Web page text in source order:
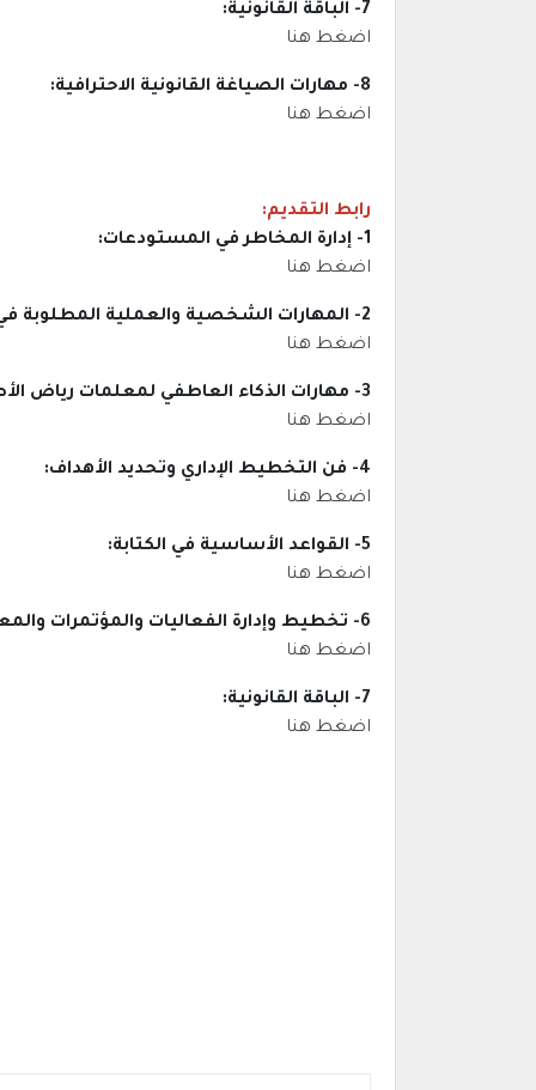
7- الباقة القانونية:
اضغط هنا
8- مهارات الصياغة القانونية الاحترافية:
اضغط هنا
رابط التقديم:
1- إدارة المخاطر في المستودعات:
اضغط هنا
2- المهارات الشخصية والعملية المطلوبة في سوق العمل السعودي:
اضغط هنا
3- مهارات الذكاء العاطفي لمعلمات رياض الأطفال:
اضغط هنا
4- فن التخطيط الإداري وتحديد الأهداف:
اضغط هنا
5- القواعد الأساسية في الكتابة:
اضغط هنا
6- تخطيط وإدارة الفعاليات والمؤتمرات والمعارض:
اضغط هنا
7- الباقة القانونية:
اضغط هنا